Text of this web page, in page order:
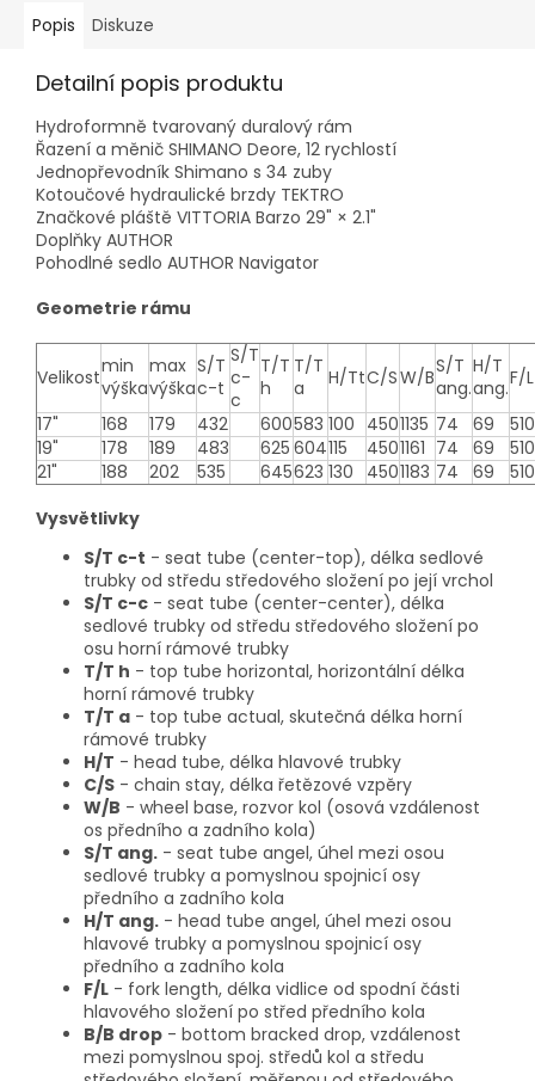
Popis Diskuze
Detailní popis produktu
Hydroformně tvarovaný duralový rám
Řazení a měnič SHIMANO Deore, 12 rychlostí
Jednopřevodník Shimano s 34 zuby
Kotoučové hydraulické brzdy TEKTRO
Značkové pláště VITTORIA Barzo 29" × 2.1"
Doplňky AUTHOR
Pohodlné sedlo AUTHOR Navigator
Geometrie rámu
Velikostmin
výška
max
výška
S/T
c-t
S/T
c-
c
T/T
h
T/T
a
H/TtC/SW/BS/T
ang.
H/T
ang.F/L
17"
168 179 432 600583 100 4501135 74 69
510
19"
178 189 483 625 604115 4501161 74 69
510
21"
188 202 535 645623 130 4501183 74 69
510
Vysvětlivky
S/T c-t - seat tube (center-top), délka sedlové
trubky od středu středového složení po její vrchol
S/T c-c - seat tube (center-center), délka
sedlové trubky od středu středového složení po
osu horní rámové trubky
T/T h - top tube horizontal, horizontální délka
horní rámové trubky
T/T a - top tube actual, skutečná délka horní
rámové trubky
H/T - head tube, délka hlavové trubky
C/S - chain stay, délka řetězové vzpěry
W/B - wheel base, rozvor kol (osová vzdálenost
os předního a zadního kola)
S/T ang. - seat tube angel, úhel mezi osou
sedlové trubky a pomyslnou spojnicí osy
předního a zadního kola
H/T ang. - head tube angel, úhel mezi osou
hlavové trubky a pomyslnou spojnicí osy
předního a zadního kola
F/L - fork length, délka vidlice od spodní části
hlavového složení po střed předního kola
B/B drop - bottom bracked drop, vzdálenost
mezi pomyslnou spoj. středů kol a středu